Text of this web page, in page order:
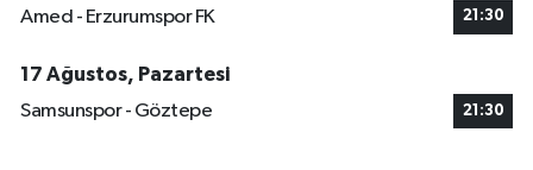
Amed - Erzurumspor FK 21:30
17 Ağustos, Pazartesi
Samsunspor - Göztepe
21:30